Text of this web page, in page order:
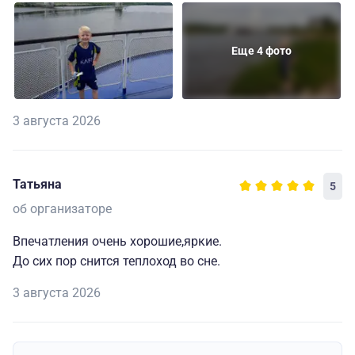
Еще 4 фото
3 августа 2026
Татьяна 5
об организаторе
Впечатления очень хорошие,яркие.
До сих пор снится теплоход во сне.
3 августа 2026